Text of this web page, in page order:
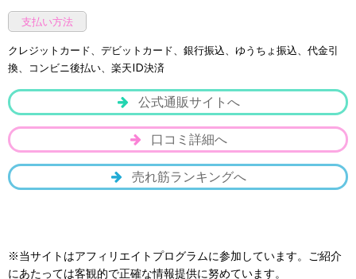
支払い方法
クレジットカード、デビットカード、銀行振込、ゆうちょ振込、代金引
換、コンビニ後払い、楽天ID決済
公式通販サイトへ
口コミ詳細へ
売れ筋ランキングへ
※当サイトはアフィリエイトプログラムに参加しています。ご紹介
にあたっては客観的で正確な情報提供に努めています。